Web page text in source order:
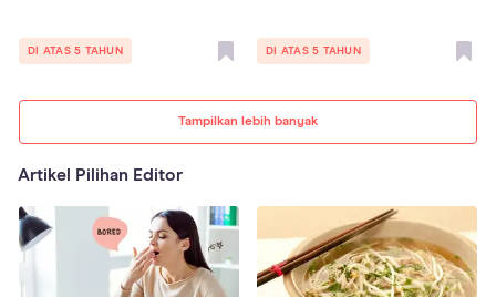
Tampilkan lebih banyak
DI ATAS 5 TAHUN DI ATAS 5 TAHUN
Artikel Pilihan Editor